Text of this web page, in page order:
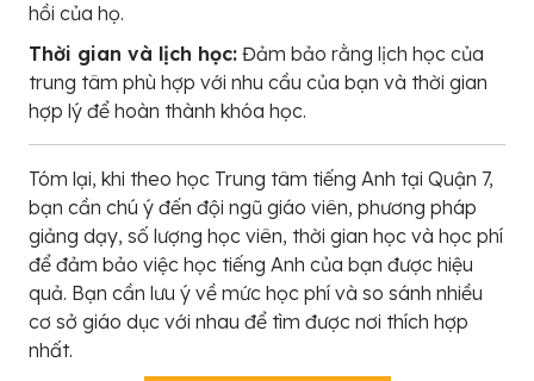
hồi của họ.
Thời gian và lịch học: Đảm bảo rằng lịch học của
trung tâm phù hợp với nhu cầu của bạn và thời gian
hợp lý để hoàn thành khóa học.
Tóm lại, khi theo học Trung tâm tiếng Anh tại Quận 7,
bạn cần chú ý đến đội ngũ giáo viên, phương pháp
giảng dạy, số lượng học viên, thời gian học và học phí
để đảm bảo việc học tiếng Anh của bạn được hiệu
quả. Bạn cần lưu ý về mức học phí và so sánh nhiều
cơ sở giáo dục với nhau để tìm được nơi thích hợp
nhất.